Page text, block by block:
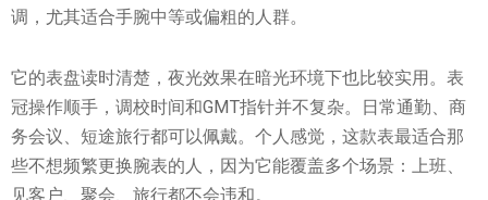
调，尤其适合手腕中等或偏粗的人群。
它的表盘读时清楚，夜光效果在暗光环境下也比较实用。表
冠操作顺手，调校时间和GMT指针并不复杂。日常通勤、商
务会议、短途旅行都可以佩戴。个人感觉，这款表最适合那
些不想频繁更换腕表的人，因为它能覆盖多个场景：上班、
见客户、聚会、旅行都不会违和。